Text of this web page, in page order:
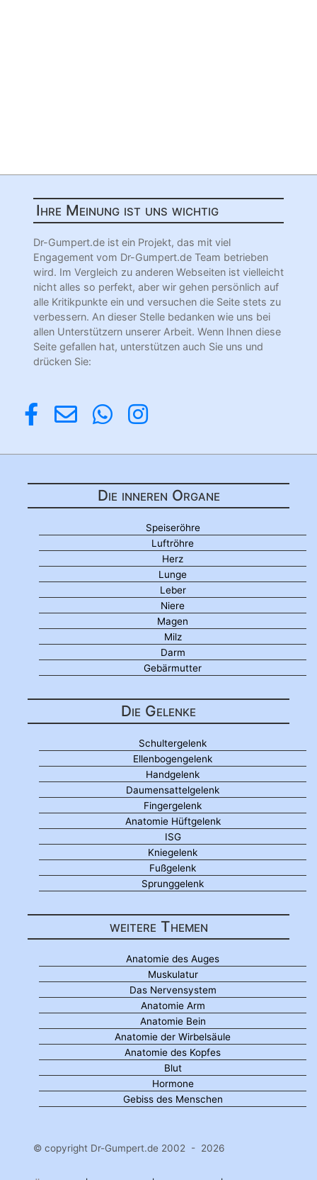
Ihre Meinung ist uns wichtig
Dr-Gumpert.de ist ein Projekt, das mit viel
Engagement vom Dr-Gumpert.de Team betrieben
wird. Im Vergleich zu anderen Webseiten ist vielleicht
nicht alles so perfekt, aber wir gehen persönlich auf
alle Kritikpunkte ein und versuchen die Seite stets zu
verbessern. An dieser Stelle bedanken wie uns bei
allen Unterstützern unserer Arbeit. Wenn Ihnen diese
Seite gefallen hat, unterstützen auch Sie uns und
drücken Sie:
Die inneren Organe
Speiseröhre
Luftröhre
Herz
Lunge
Leber
Niere
Magen
Milz
Darm
Gebärmutter
Die Gelenke
Schultergelenk
Ellenbogengelenk
Handgelenk
Daumensattelgelenk
Fingergelenk
Anatomie Hüftgelenk
ISG
Kniegelenk
Fußgelenk
Sprunggelenk
weitere Themen
Anatomie des Auges
Muskulatur
Das Nervensystem
Anatomie Arm
Anatomie Bein
Anatomie der Wirbelsäule
Anatomie des Kopfes
Blut
Hormone
Gebiss des Menschen
© copyright Dr-Gumpert.de 2002 - 2026